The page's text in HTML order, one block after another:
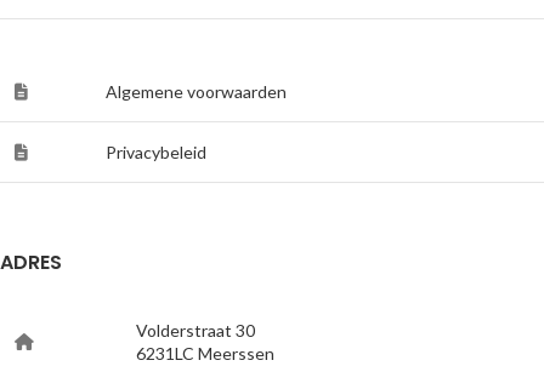
Algemene voorwaarden
Privacybeleid
ADRES
Volderstraat 30
6231LC Meerssen